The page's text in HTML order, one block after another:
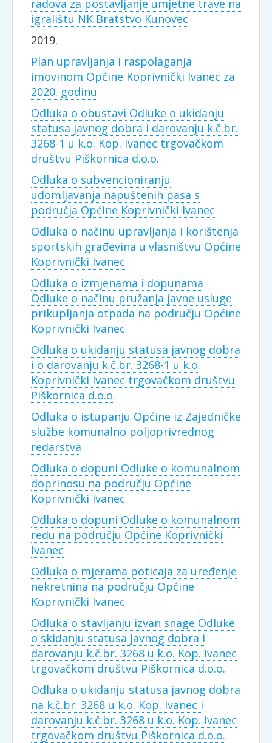
radova za postavljanje umjetne trave na
igralištu NK Bratstvo Kunovec
2019.
Plan upravljanja i raspolaganja
imovinom Općine Koprivnički Ivanec za
2020. godinu
Odluka o obustavi Odluke o ukidanju
statusa javnog dobra i darovanju k.č.br.
3268-1 u k.o. Kop. Ivanec trgovačkom
društvu Piškornica d.o.o.
Odluka o subvencioniranju
udomljavanja napuštenih pasa s
područja Općine Koprivnički Ivanec
Odluka o načinu upravljanja i korištenja
sportskih građevina u vlasništvu Općine
Koprivnički Ivanec
Odluka o izmjenama i dopunama
Odluke o načinu pružanja javne usluge
prikupljanja otpada na području Općine
Koprivnički Ivanec
Odluka o ukidanju statusa javnog dobra
i o darovanju k.č.br. 3268-1 u k.o.
Koprivnički Ivanec trgovačkom društvu
Piškornica d.o.o.
Odluka o istupanju Općine iz Zajedničke
službe komunalno poljoprivrednog
redarstva
Odluka o dopuni Odluke o komunalnom
doprinosu na području Općine
Koprivnički Ivanec
Odluka o dopuni Odluke o komunalnom
redu na području Općine Koprivnički
Ivanec
Odluka o mjerama poticaja za uređenje
nekretnina na području Općine
Koprivnički Ivanec
Odluka o stavljanju izvan snage Odluke
o skidanju statusa javnog dobra i
darovanju k.č.br. 3268 u k.o. Kop. Ivanec
trgovačkom društvu Piškornica d.o.o.
Odluka o ukidanju statusa javnog dobra
na k.č.br. 3268 u k.o. Kop. Ivanec i
darovanju k.č.br. 3268 u k.o. Kop. Ivanec
trgovačkom društvu Piškornica d.o.o.